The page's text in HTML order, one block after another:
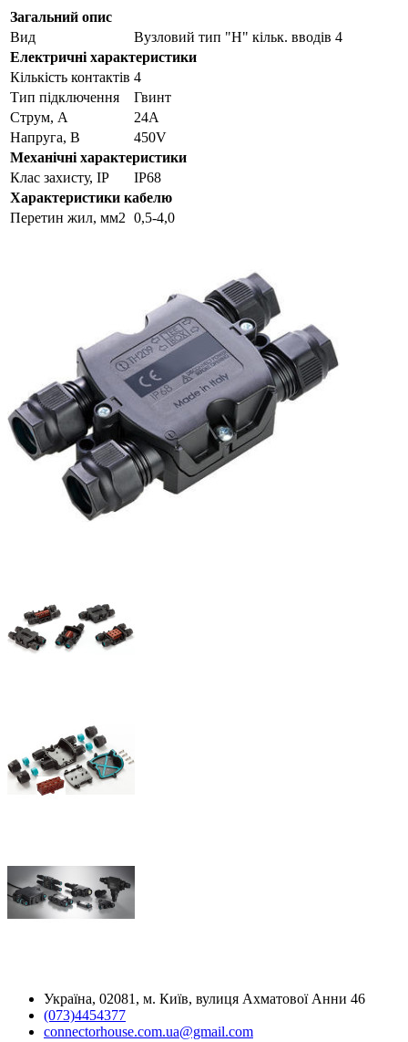
Загальний опис
Вид
Вузловий тип "H" кільк. вводів 4
Електричні характеристики
Кількість контактів 4
Тип підключення
Гвинт
Струм, А
24А
Напруга, В
450V
Механічні характеристики
Клас захисту, IP
IP68
Характеристики кабелю
Перетин жил, мм2 0,5-4,0
Україна, 02081, м. Київ, вулиця Ахматової Анни 46
(073)4454377
connectorhouse.com.ua@gmail.com